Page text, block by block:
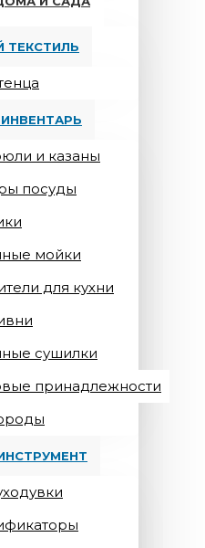
и казаны
посуды
мойки
для кухни
сушилки
принадлежности